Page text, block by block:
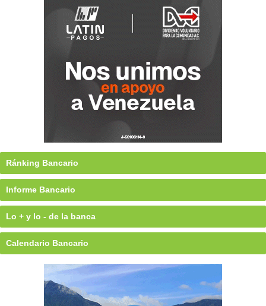
Ránking Bancario
Informe Bancario
Lo + y lo - de la banca
Calendario Bancario